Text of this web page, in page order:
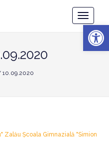
Toggle
10.09.2020
Zalău Școala Gimnazială "Simion